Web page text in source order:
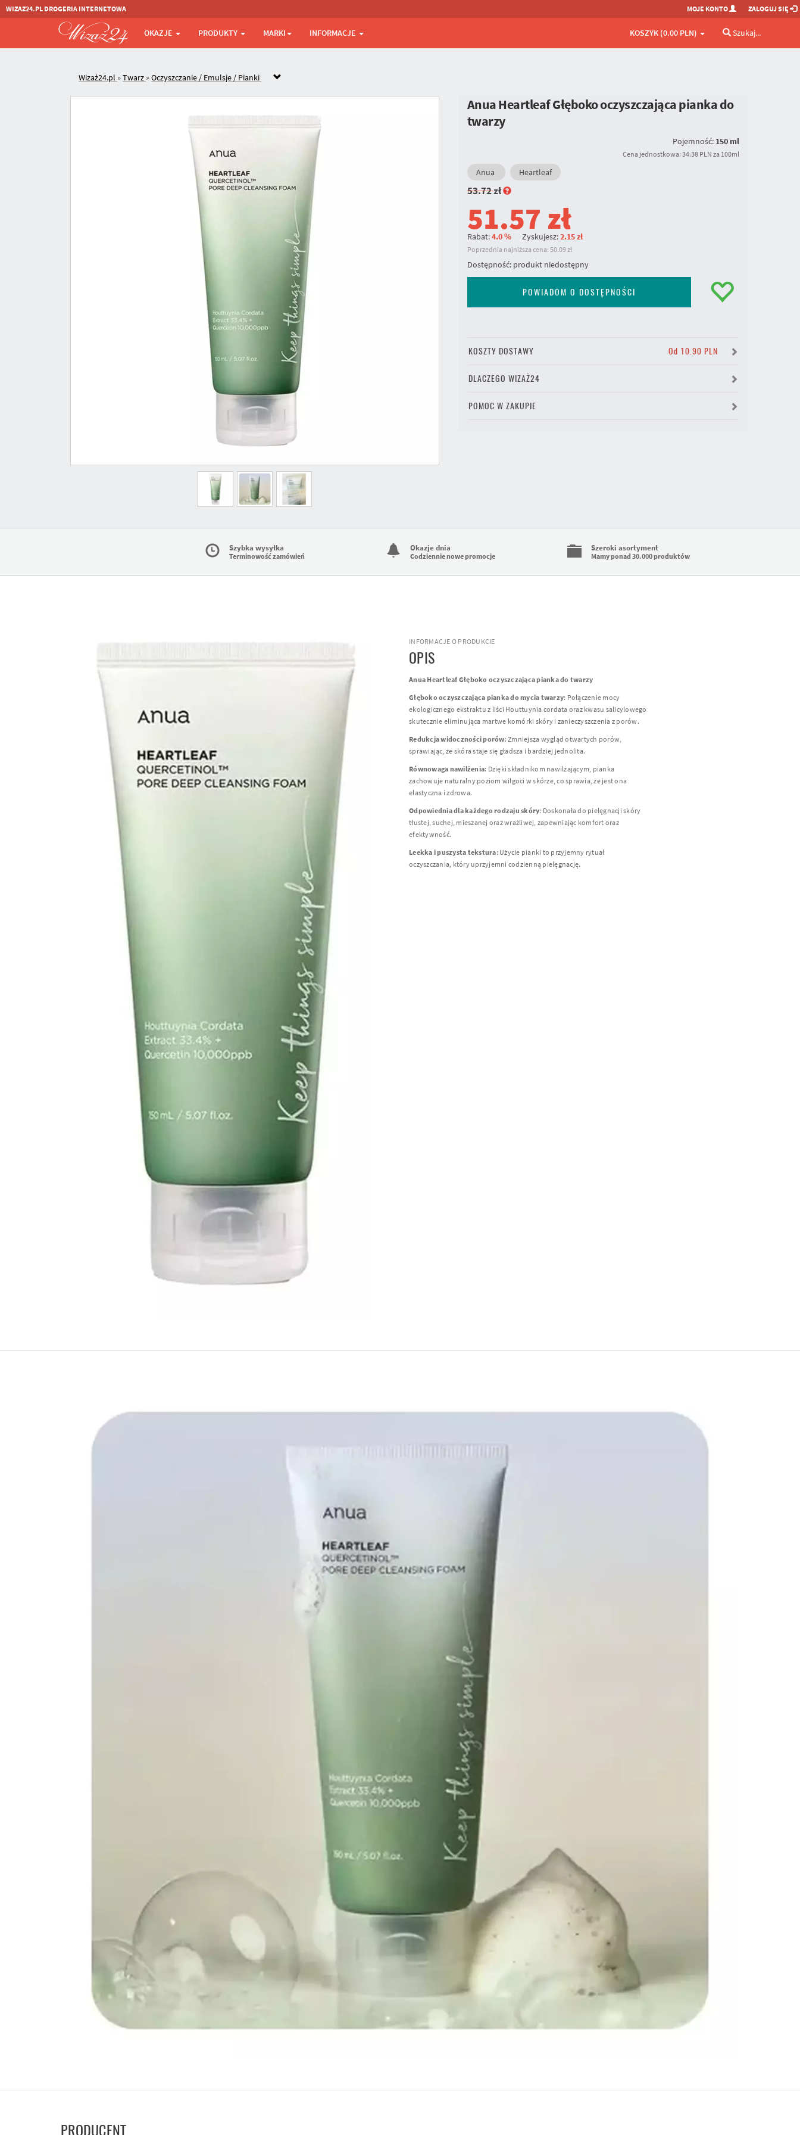
WIZAZ24.PL DROGERIA INTERNETOWA MOJE KONTO ZALOGUJ SIĘ
OKAZJE PRODUKTY MARKI INFORMACJE KOSZYK (0.00 PLN) Szukaj...
Wizaż24.pl »Twarz »Oczyszczanie / Emulsje / Pianki
Anua Heartleaf Głęboko oczyszczająca pianka do
twarzy
Pojemność: 150 ml
Cena jednostkowa: 34.38 PLN za 100ml
Anua Heartleaf
53.72zł
51.57 zł
Rabat:4.0 % Zyskujesz:2.15 zł
Poprzednia najniższa cena: 50.09 zł
Dostępność: produkt niedostępny
POWIADOM O DOSTĘPNOŚCI
KOSZTY DOSTAWY Od 10.90 PLN
DLACZEGO WIZAŻ24
POMOC W ZAKUPIE
Szybka wysyłka
Terminowość zamówień
Okazje dnia
Codziennie nowe promocje
Szeroki asortyment
Mamy ponad 30.000 produktów
INFORMACJE O PRODUKCIE
OPIS
Anua Heartleaf Głęboko oczyszczająca pianka do twarzy
Głęboko oczyszczająca pianka do mycia twarzy: Połączenie mocy
ekologicznego ekstraktu z liści Houttuynia cordata oraz kwasu salicylowego
skutecznie eliminująca martwe komórki skóry i zanieczyszczenia z porów.
Redukcja widoczności porów: Zmniejsza wygląd otwartych porów,
sprawiając, że skóra staje się gładsza i bardziej jednolita.
Równowaga nawilżenia: Dzięki składnikom nawilżającym, pianka
zachowuje naturalny poziom wilgoci w skórze, co sprawia, że jest ona
elastyczna i zdrowa.
Odpowiednia dla każdego rodzaju skóry: Doskonała do pielęgnacji skóry
tłustej, suchej, mieszanej oraz wrażliwej, zapewniając komfort oraz
efektywność.
Leekka i puszysta tekstura: Użycie pianki to przyjemny rytuał
oczyszczania, który uprzyjemni codzienną pielęgnację.
PRODUCENT